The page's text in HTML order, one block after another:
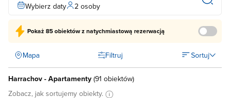
Wybierz daty 2 osoby
Pokaż85 obiektówz natychmiastową rezerwacją
Mapa Filtruj Sortuj
Harrachov - Apartamenty (91 obiektów)
Zobacz, jak sortujemy obiekty.